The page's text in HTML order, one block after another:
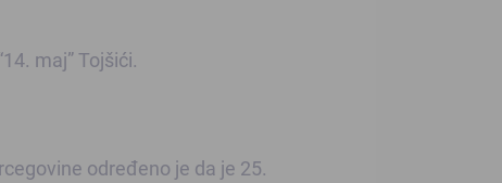
maj” Tojšići.
određeno je da je 25.